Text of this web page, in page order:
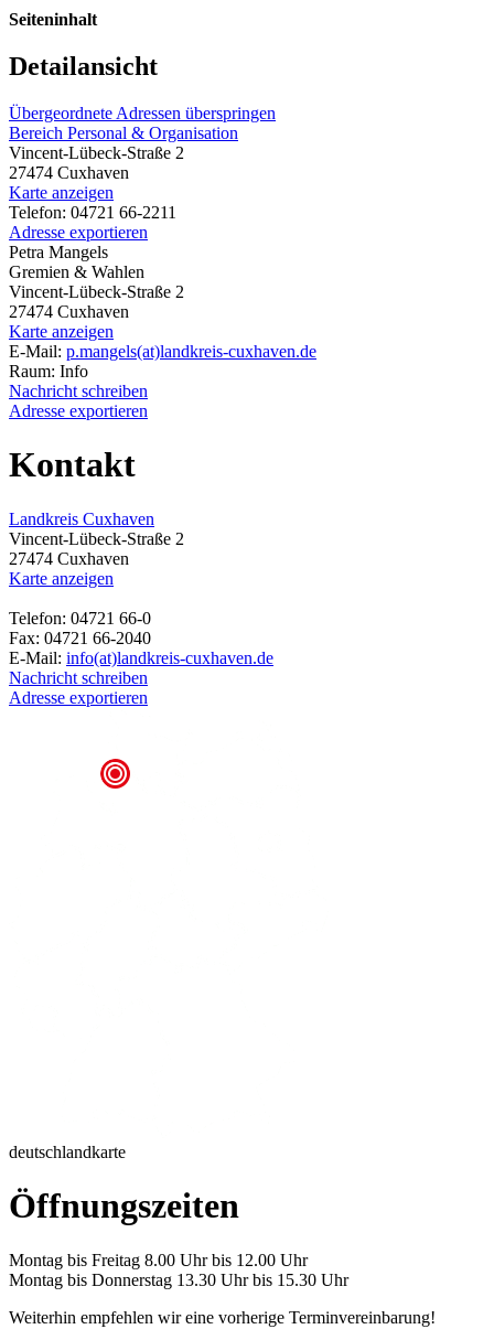
Seiteninhalt
Detailansicht
Übergeordnete Adressen überspringen
Bereich Personal & Organisation
Vincent-Lübeck-Straße 2
27474 Cuxhaven
Karte anzeigen
Telefon: 04721 66-2211
Adresse exportieren
Petra Mangels
Gremien & Wahlen
Vincent-Lübeck-Straße 2
27474 Cuxhaven
Karte anzeigen
E-Mail: p.mangels(at)landkreis-cuxhaven.de
Raum: Info
Nachricht schreiben
Adresse exportieren
Kontakt
Landkreis Cuxhaven
Vincent-Lübeck-Straße 2
27474 Cuxhaven
Karte anzeigen
Telefon: 04721 66-0
Fax: 04721 66-2040
E-Mail: info(at)landkreis-cuxhaven.de
Nachricht schreiben
Adresse exportieren
deutschlandkarte
Öffnungszeiten
Montag bis Freitag 8.00 Uhr bis 12.00 Uhr
Montag bis Donnerstag 13.30 Uhr bis 15.30 Uhr
Weiterhin empfehlen wir eine vorherige Terminvereinbarung!